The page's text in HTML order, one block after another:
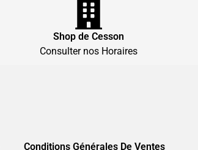
Shop de Cesson
Consulter nos Horaires
Conditions Générales De Ventes